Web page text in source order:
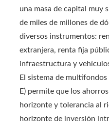
una masa de capital muy
de miles de millones de
diversos instrumentos:
extranjera, renta fija
infraestructura y
El sistema de multifondos
E) permite que los
horizonte y tolerancia al
horizonte de inversión